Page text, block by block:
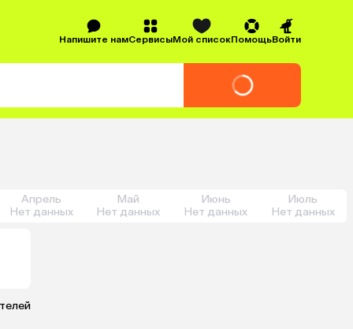
Напишите намСервисыМой списокПомощьВойти
Апрель
Нет данных
Май
Нет данных
Июнь
Нет данных
Июль
Нет данных